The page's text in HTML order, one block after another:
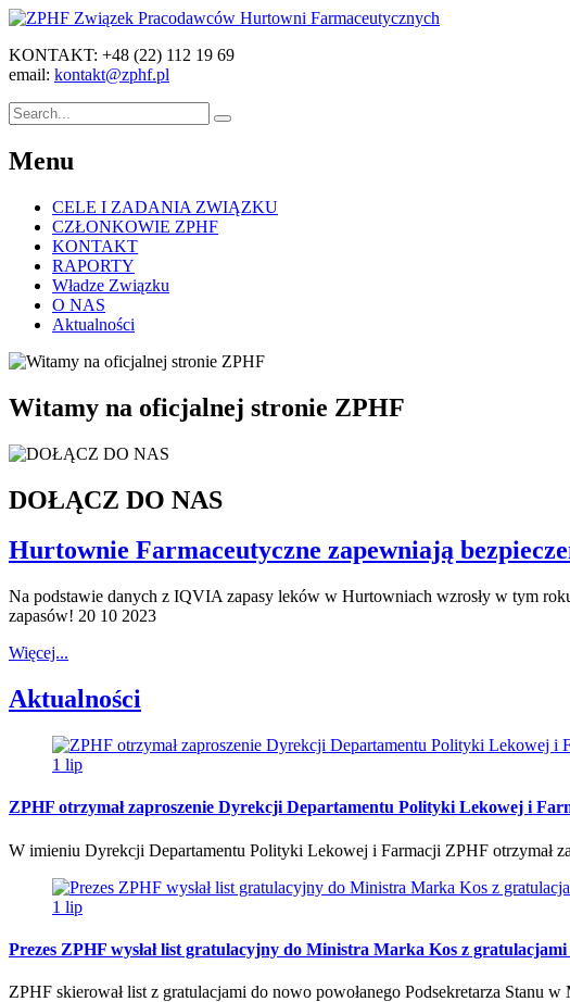
KONTAKT: +48 (22) 112 19 69
email: kontakt@zphf.pl
Menu
CELE I ZADANIA ZWIĄZKU
CZŁONKOWIE ZPHF
KONTAKT
RAPORTY
Władze Związku
O NAS
Aktualności
Witamy na oficjalnej stronie ZPHF
DOŁĄCZ DO NAS
Hurtownie Farmaceutyczne zapewniają
Na podstawie danych z IQVIA zapasy leków w Hurtowniach wzrosły w tym
zapasów! 20 10 2023
Więcej...
Aktualności
1 lip
ZPHF otrzymał zaproszenie Dyrekcji Departamentu Polityki Lekowej i
W imieniu Dyrekcji Departamentu Polityki Lekowej i Farmacji ZPHF otrzymał
1 lip
Prezes ZPHF wysłał list gratulacyjny do Ministra Marka Kos z
ZPHF skierował list z gratulacjami do nowo powołanego Podsekretarza Stanu